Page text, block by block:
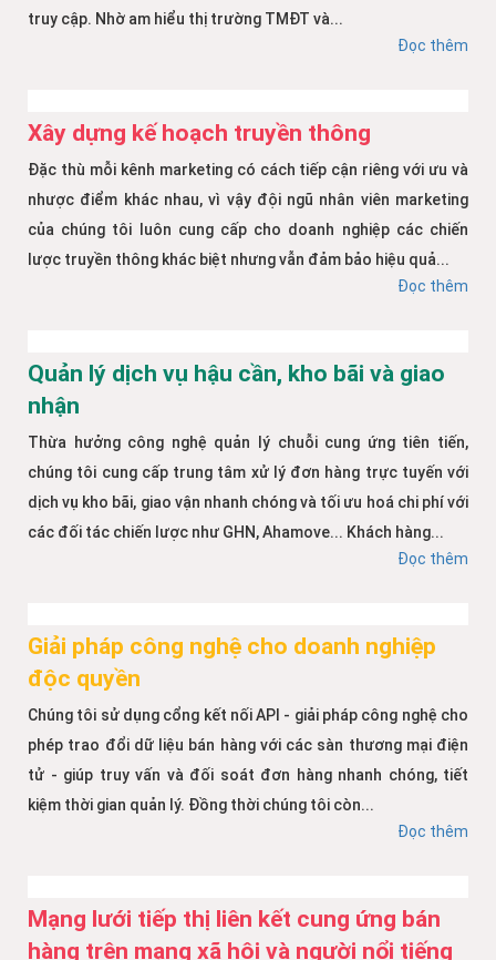
truy cập. Nhờ am hiểu thị trường TMĐT và...
Đọc thêm
Xây dựng kế hoạch truyền thông
Đặc thù mỗi kênh marketing có cách tiếp cận riêng với ưu và
nhược điểm khác nhau, vì vậy đội ngũ nhân viên marketing
của chúng tôi luôn cung cấp cho doanh nghiệp các chiến
lược truyền thông khác biệt nhưng vẫn đảm bảo hiệu quả...
Đọc thêm
Quản lý dịch vụ hậu cần, kho bãi và giao
nhận
Thừa hưởng công nghệ quản lý chuỗi cung ứng tiên tiến,
chúng tôi cung cấp trung tâm xử lý đơn hàng trực tuyến với
dịch vụ kho bãi, giao vận nhanh chóng và tối ưu hoá chi phí với
các đối tác chiến lược như GHN, Ahamove... Khách hàng...
Đọc thêm
Giải pháp công nghệ cho doanh nghiệp
độc quyền
Chúng tôi sử dụng cổng kết nối API - giải pháp công nghệ cho
phép trao đổi dữ liệu bán hàng với các sàn thương mại điện
tử - giúp truy vấn và đối soát đơn hàng nhanh chóng, tiết
kiệm thời gian quản lý. Đồng thời chúng tôi còn...
Đọc thêm
Mạng lưới tiếp thị liên kết cung ứng bán
hàng trên mạng xã hội và người nổi tiếng